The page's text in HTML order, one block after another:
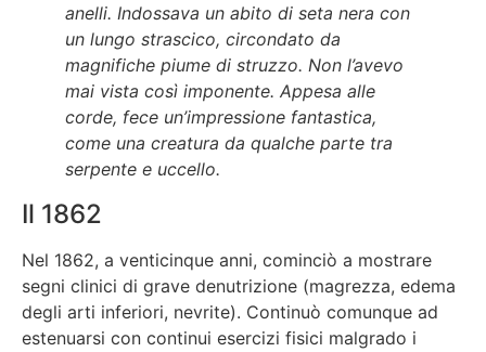
anelli. Indossava un abito di seta nera con
un lungo strascico, circondato da
magnifiche piume di struzzo. Non l’avevo
mai vista così imponente. Appesa alle
corde, fece un’impressione fantastica,
come una creatura da qualche parte tra
serpente e uccello.
Il 1862
Nel 1862, a venticinque anni, cominciò a mostrare
segni clinici di grave denutrizione (magrezza, edema
degli arti inferiori, nevrite). Continuò comunque ad
estenuarsi con continui esercizi fisici malgrado i